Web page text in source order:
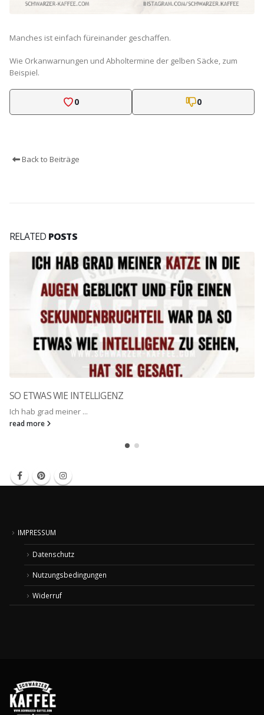
Manches ist einfach füreinander geschaffen.
Wie Orkanwarnungen und Abholtermine der gelben Säcke, zum
Beispiel.
0 0
Back to Beiträge
RELATED POSTS
SO ETWAS WIE INTELLIGENZ
Ich hab grad meiner ...
read more
IMPRESSUM
Datenschutz
Nutzungsbedingungen
Widerruf